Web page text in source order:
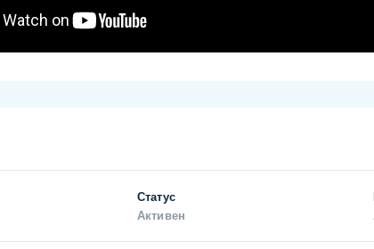
Статус
Активен